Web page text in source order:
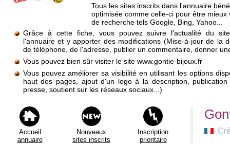
Tous les sites inscrits dans l'annuaire
optimisée comme celle-ci pour être mieux
de recherche tels Google, Bing, Yahoo...
Grâce à cette fiche, vous pouvez suivre l'actualité du
l'annuaire et y apporter des modifications (Mise-à-jour de la
de téléphone, de l'adresse, publier un commentaire, donner
Vous pouvez bien sûr visiter le site www.gontie-bijoux.fr
Vous pouvez améliorer sa visibilité en utilisant les options
haut des pages, ajout d'un logo à la description,
presse, soutient sur les réseaux sociaux...)
Accueil
annuaire
Nouveaux
sites inscrits
Inscription
prioritaire